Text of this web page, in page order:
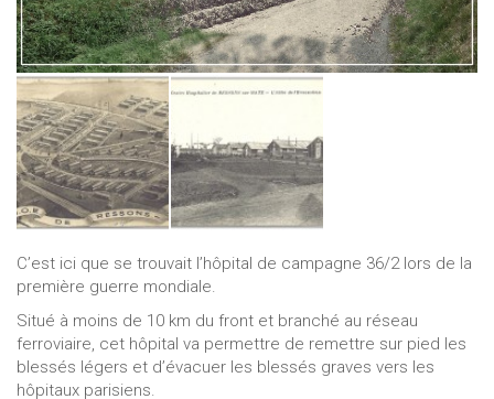
C’est ici que se trouvait l’hôpital de campagne 36/2 lors de la
première guerre mondiale.
Situé à moins de 10 km du front et branché au réseau
ferroviaire, cet hôpital va permettre de remettre sur pied les
blessés légers et d’évacuer les blessés graves vers les
hôpitaux parisiens.